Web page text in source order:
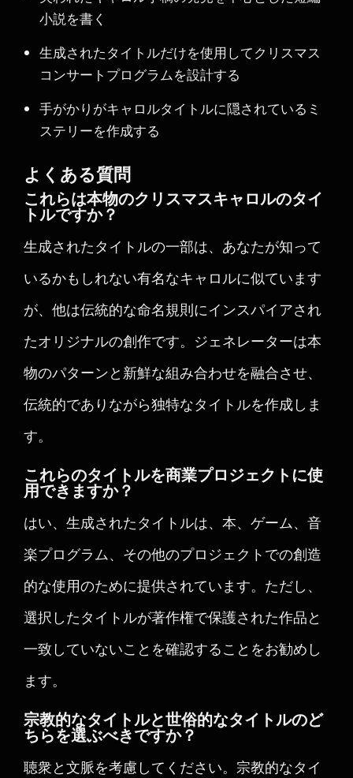
小説を書く
生成されたタイトルだけを使用してクリスマス
コンサートプログラムを設計する
手がかりがキャロルタイトルに隠されているミ
ステリーを作成する
よくある質問
これらは本物のクリスマスキャロルのタイ
トルですか？
生成されたタイトルの一部は、あなたが知って
いるかもしれない有名なキャロルに似ています
が、他は伝統的な命名規則にインスパイアされ
たオリジナルの創作です。ジェネレーターは本
物のパターンと新鮮な組み合わせを融合させ、
伝統的でありながら独特なタイトルを作成しま
す。
これらのタイトルを商業プロジェクトに使
用できますか？
はい、生成されたタイトルは、本、ゲーム、音
楽プログラム、その他のプロジェクトでの創造
的な使用のために提供されています。ただし、
選択したタイトルが著作権で保護された作品と
一致していないことを確認することをお勧めし
ます。
宗教的なタイトルと世俗的なタイトルのど
ちらを選ぶべきですか？
聴衆と文脈を考慮してください。宗教的なタイ